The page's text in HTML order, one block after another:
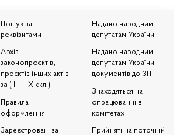
Пошук за
реквізитами
Архів
законопроєктів,
проєктів інших актів
за ( III – IX скл.)
Правила
оформлення
Зареєстровані за
Надано народним
депутатам України
Надано народним
депутатам України
документів до ЗП
Знаходяться на
опрацюванні в
комітетах
Прийняті на поточній